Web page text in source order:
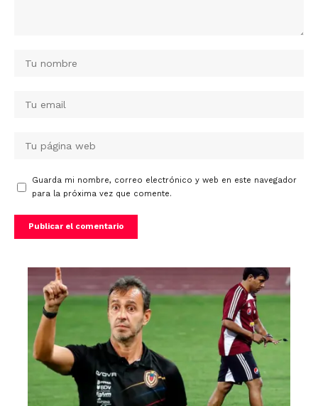
Guarda mi nombre, correo electrónico y web en este navegador
para la próxima vez que comente.